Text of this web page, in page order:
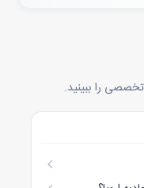
را ببینید.